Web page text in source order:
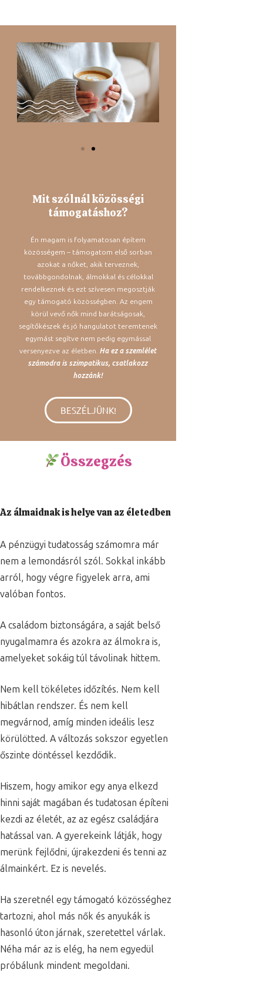
Mit szólnál közösségi
támogatáshoz?
Én magam is folyamatosan építem
közösségem – támogatom első sorban
azokat a nőket, akik terveznek,
továbbgondolnak, álmokkal és célokkal
rendelkeznek és ezt szívesen megosztják
egy támogató közösségben. Az engem
körül vevő nők mind barátságosak,
segítőkészek és jó hangulatot teremtenek
egymást segítve nem pedig egymással
versenyezve az életben. Ha ez a szemlélet
számodra is szimpatikus, csatlakozz
hozzánk!
BESZÉLJÜNK!
Összegzés
Az álmaidnak is helye van az életedben
A pénzügyi tudatosság számomra már
nem a lemondásról szól. Sokkal inkább
arról, hogy végre figyelek arra, ami
valóban fontos.
A családom biztonságára, a saját belső
nyugalmamra és azokra az álmokra is,
amelyeket sokáig túl távolinak hittem.
Nem kell tökéletes időzítés. Nem kell
hibátlan rendszer. És nem kell
megvárnod, amíg minden ideális lesz
körülötted. A változás sokszor egyetlen
őszinte döntéssel kezdődik.
Hiszem, hogy amikor egy anya elkezd
hinni saját magában és tudatosan építeni
kezdi az életét, az az egész családjára
hatással van. A gyerekeink látják, hogy
merünk fejlődni, újrakezdeni és tenni az
álmainkért. Ez is nevelés.
Ha szeretnél egy támogató közösséghez
tartozni, ahol más nők és anyukák is
hasonló úton járnak, szeretettel várlak.
Néha már az is elég, ha nem egyedül
próbálunk mindent megoldani.